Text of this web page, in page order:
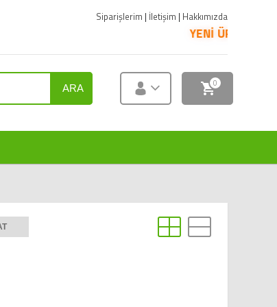
Siparişlerim | İletişim | Hakkımızda
YENİ ÜRÜNLER
ARA 0